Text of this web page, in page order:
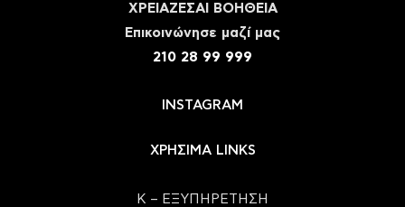
ΧΡΕΙΑΖΕΣΑΙ ΒΟΗΘΕΙΑ
Eπικοινώνησε μαζί μας
210 28 99 999
INSTAGRAM
ΧΡΗΣΙΜΑ LINKS
Κ – ΕΞΥΠΗΡΕΤΗΣΗ